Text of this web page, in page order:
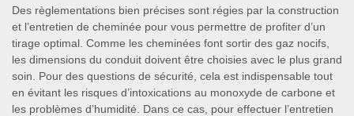
Des règlementations bien précises sont régies par la construction
et l’entretien de cheminée pour vous permettre de profiter d’un
tirage optimal. Comme les cheminées font sortir des gaz nocifs,
les dimensions du conduit doivent être choisies avec le plus grand
soin. Pour des questions de sécurité, cela est indispensable tout
en évitant les risques d’intoxications au monoxyde de carbone et
les problèmes d’humidité. Dans ce cas, pour effectuer l’entretien